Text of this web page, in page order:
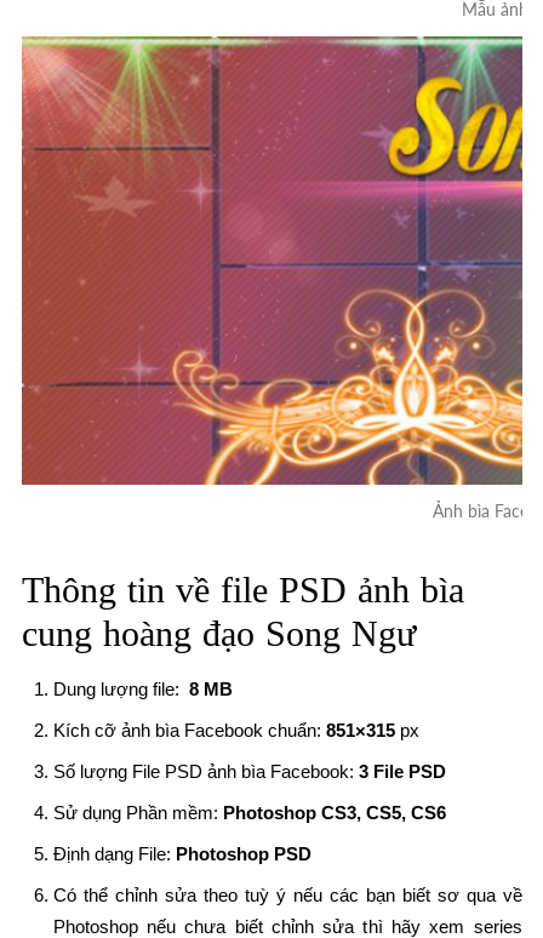
Mẫu ảnh
Ảnh bìa
Thông tin về file PSD ảnh bìa
cung hoàng đạo Song Ngư
Dung lượng file: 8 MB
Kích cỡ ảnh bìa Facebook chuẩn: 851×315px
Số lượng File PSD ảnh bìa Facebook: 3 File PSD
Sử dụng Phần mềm: Photoshop CS3, CS5, CS6
Định dạng File: Photoshop PSD
Có thể chỉnh sửa theo tuỳ ý nếu các bạn biết sơ qua về
Photoshop nếu chưa biết chỉnh sửa thì hãy xem series